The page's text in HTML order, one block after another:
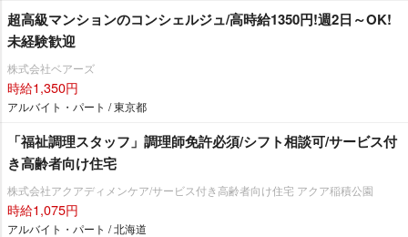
超高級マンションのコンシェルジュ/高時給1350円!週2日～OK!
未経験歓迎
株式会社ベアーズ
時給1,350円
アルバイト・パート / 東京都
「福祉調理スタッフ」調理師免許必須/シフト相談可/サービス付
き高齢者向け住宅
株式会社アクアディメンケア/サービス付き高齢者向け住宅 アクア稲積公園
時給1,075円
アルバイト・パート / 北海道